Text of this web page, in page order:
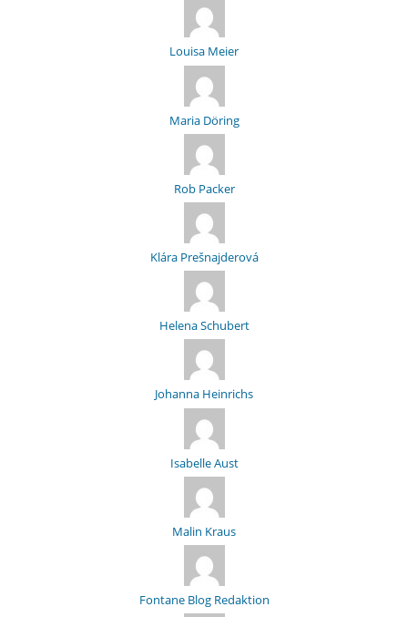
Louisa Meier
Maria Döring
Rob Packer
Klára Prešnajderová
Helena Schubert
Johanna Heinrichs
Isabelle Aust
Malin Kraus
Fontane Blog Redaktion